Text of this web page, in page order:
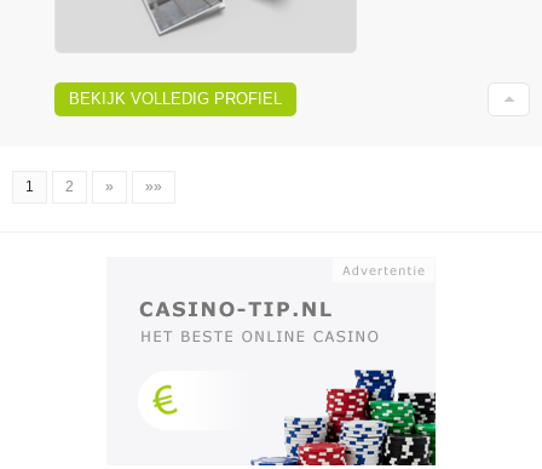
BEKIJK VOLLEDIG PROFIEL
1 2 » »»